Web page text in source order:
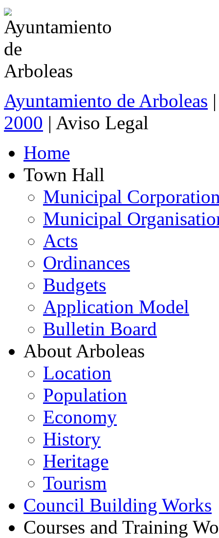
Ayuntamiento de Arboleas
2000 | Aviso Legal
Home
Town Hall
Municipal
Municipal
Acts
Ordinances
Budgets
Application Model
Bulletin Board
About Arboleas
Location
Population
Economy
History
Heritage
Tourism
Council Building Works
Courses and Training